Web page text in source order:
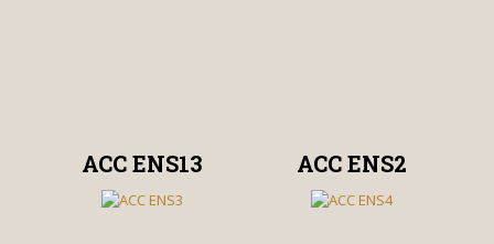
ACC ENS13 ACC ENS2